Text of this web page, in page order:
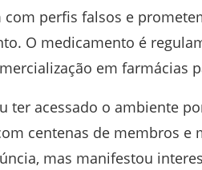
perfis falsos e
O medicamento é
em farmácias
ter acessado o ambiente
centenas de membros
mas manifestou